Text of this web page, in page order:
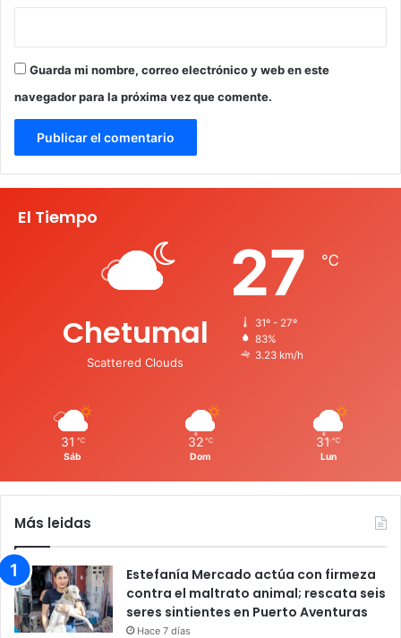
Guarda mi nombre, correo electrónico y web en este
navegador para la próxima vez que comente.
El Tiempo
Chetumal
Scattered Clouds
27 ℃
31º - 27º
83%
3.23 km/h
31 ℃
Sáb
32 ℃
Dom
31 ℃
Lun
Más leidas
Estefanía Mercado actúa con firmeza
contra el maltrato animal; rescata seis
seres sintientes en Puerto Aventuras
Hace 7 días